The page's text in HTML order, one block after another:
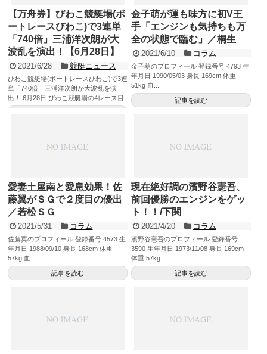
【万舟券】びわこ競艇場(ボ
ートレースびわこ)で3連単
「740倍」三浦洋次朗が大
波乱を演出！【6月28日】
2021/6/28 競艇ニュース
びわこ競艇場(ボートレースびわこ)で3連
単「740倍」三浦洋次朗が大波乱を演
出！ 6月28日 びわこ競艇場の4レース目
で3連単740...
金子萌が運も味方に初V王
手「エンジンも気持ちも万
全の状態で臨む」／桐生
2021/6/10 コラム
金子萌のプロフィール 登録番号 4793 生
年月日 1990/05/03 身長 169cm 体重
51kg 血...
記事を読む
愛妻土屋南と愛息効果！佐
藤翼がＳＧで２度目の優出
／若松ＳＧ
2021/5/31 コラム
佐藤翼のプロフィール 登録番号 4573 生
年月日 1988/09/10 身長 168cm 体重
57kg 血...
記事を読む
現在絶好調の濱野谷憲吾、
前回優勝のエンジンをゲッ
ト！！/下関
2021/4/20 コラム
濱野谷憲吾のプロフィール 登録番号
3590 生年月日 1973/11/08 身長 169cm
体重 57kg ...
記事を読む